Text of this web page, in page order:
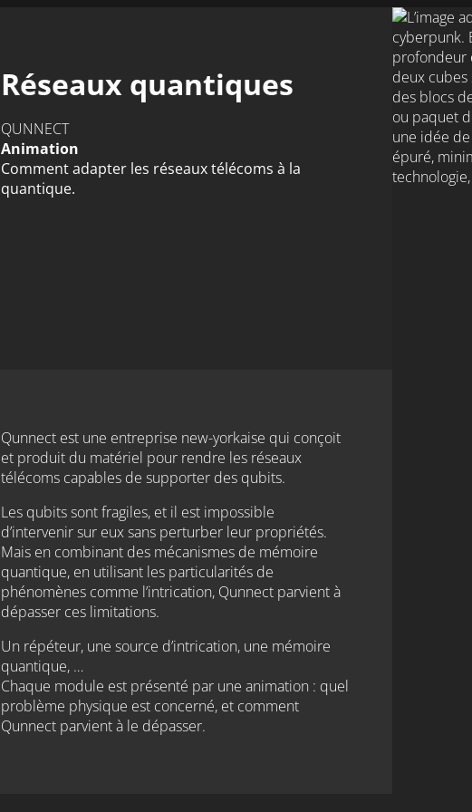
Réseaux quantiques
QUNNECT
Animation
Comment adapter les réseaux télécoms à la
quantique.
Qunnect est une entreprise new-yorkaise qui conçoit
et produit du matériel pour rendre les réseaux
télécoms capables de supporter des qubits.
Les qubits sont fragiles, et il est impossible
d’intervenir sur eux sans perturber leur propriétés.
Mais en combinant des mécanismes de mémoire
quantique, en utilisant les particularités de
phénomènes comme l’intrication, Qunnect parvient à
dépasser ces limitations.
Un répéteur, une source d’intrication, une mémoire
quantique, …
Chaque module est présenté par une animation : quel
problème physique est concerné, et comment
Qunnect parvient à le dépasser.